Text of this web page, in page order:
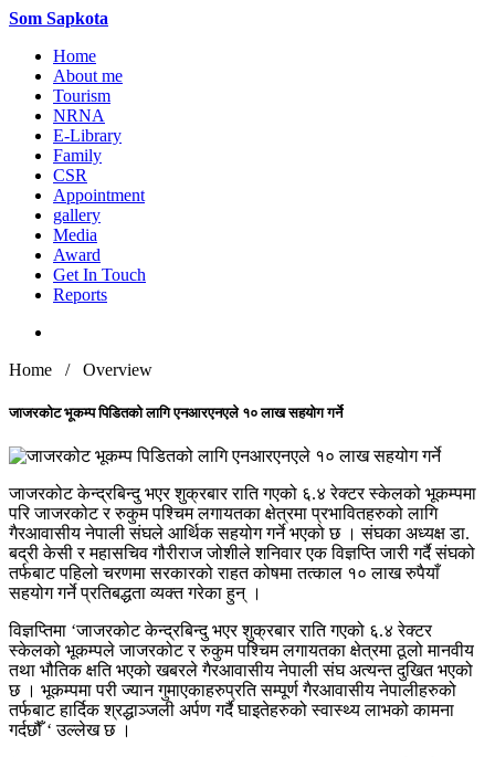
Som Sapkota
Home
About me
Tourism
NRNA
E-Library
Family
CSR
Appointment
gallery
Media
Award
Get In Touch
Reports
Home / Overview
जाजरकोट भूकम्प पिडितको लागि एनआरएनएले १० लाख सहयोग गर्ने
जाजरकोट केन्द्रबिन्दु भएर शुक्रबार राति गएको ६.४ रेक्टर स्केलको भूकम्पमा
परि जाजरकोट र रुकुम पश्चिम लगायतका क्षेत्रमा प्रभावितहरुको लागि
गैरआवासीय नेपाली संघले आर्थिक सहयोग गर्ने भएको छ । संघका अध्यक्ष डा.
बद्री केसी र महासचिव गौरीराज जोशीले शनिवार एक विज्ञप्ति जारी गर्दै संघको
तर्फबाट पहिलो चरणमा सरकारको राहत कोषमा तत्काल १० लाख रुपैयाँ
सहयोग गर्ने प्रतिबद्धता व्यक्त गरेका हुन् ।
विज्ञप्तिमा ‘जाजरकोट केन्द्रबिन्दु भएर शुक्रबार राति गएको ६.४ रेक्टर
स्केलको भूकम्पले जाजरकोट र रुकुम पश्चिम लगायतका क्षेत्रमा ठूलो मानवीय
तथा भौतिक क्षति भएको खबरले गैरआवासीय नेपाली संघ अत्यन्त दुखित भएको
छ । भूकम्पमा परी ज्यान गुमाएकाहरुप्रति सम्पूर्ण गैरआवासीय नेपालीहरुको
तर्फबाट हार्दिक श्रद्धाञ्जली अर्पण गर्दै घाइतेहरुको स्वास्थ्य लाभको कामना
गर्दछौँ ‘ उल्लेख छ ।